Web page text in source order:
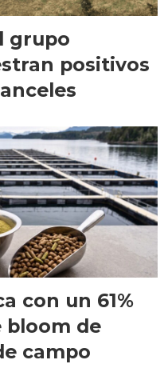
grupo
positivos
con un 61%
bloom de
campo